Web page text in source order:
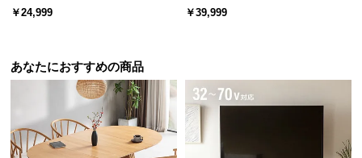
ー調 2脚セット スチールレッグ ブ
￥24,999
ン
￥39,999
あなたにおすすめの商品